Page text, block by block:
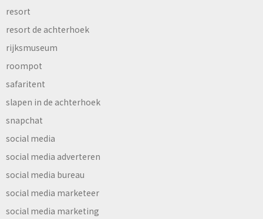
resort
resort de achterhoek
rijksmuseum
roompot
safaritent
slapen in de achterhoek
snapchat
social media
social media adverteren
social media bureau
social media marketeer
social media marketing